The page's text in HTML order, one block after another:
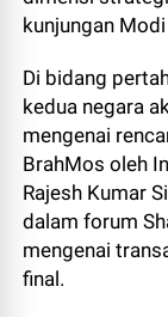
kunjungan
Di bidang
kedua negara
mengenai
BrahMos oleh
Rajesh Kumar
dalam forum
mengenai
final.